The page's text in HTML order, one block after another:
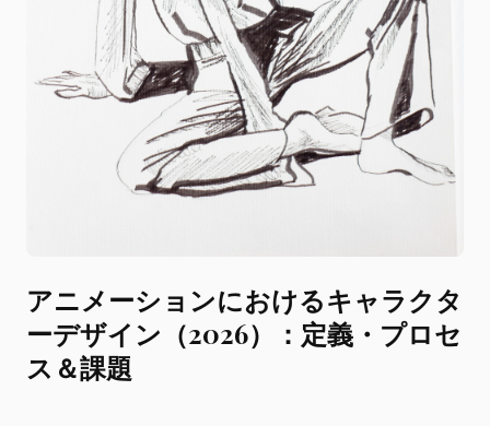
アニメーションにおけるキャラクタ
ーデザイン（2026）：定義・プロセ
ス＆課題